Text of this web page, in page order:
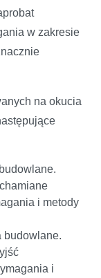
w zakresie
na okucia
i metody
budowlane.
i